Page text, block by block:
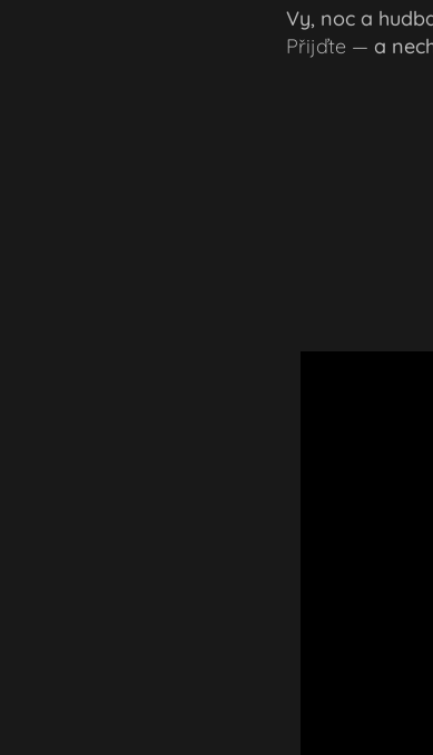
Vy, noc a
Přijďte — a